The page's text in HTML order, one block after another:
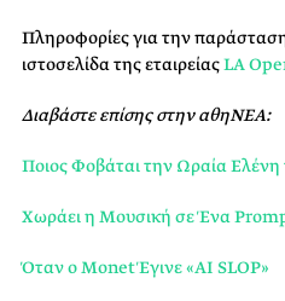
Πληροφορίες για την
ιστοσελίδα της εταιρείαςLA
Διαβάστε επίσης στην αθηΝΕΑ:
Ποιος Φοβάται την Ωραία
Χωράει η Μουσική σε Ένα
Όταν ο Monet Έγινε «AI SLOP»